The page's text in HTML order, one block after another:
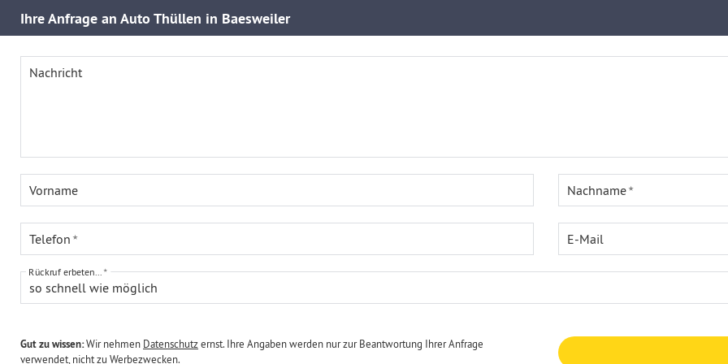
IhreAnfrage an Auto Thüllen in Baesweiler
Nachricht
Vorname Nachname
Telefon E-Mail
so schnell wie möglich
Rückruf erbeten...
Gut zu wissen:Wir nehmen Datenschutzernst. Ihre Angaben werden nur zur Beantwortung Ihrer Anfrage
verwendet, nicht zu Werbezwecken.